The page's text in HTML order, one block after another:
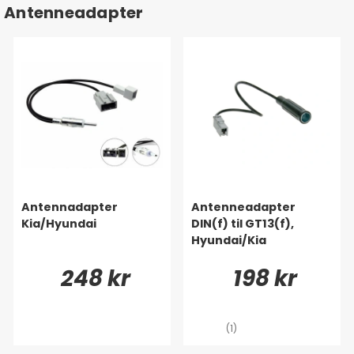
Antenneadapter
Antennadapter
Kia/Hyundai
248 kr
Antenneadapter
DIN(f) til GT13(f),
Hyundai/Kia
198 kr
(1)